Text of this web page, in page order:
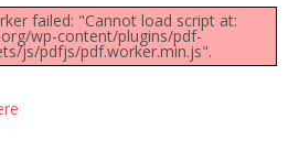
failed: "Cannot load script at:
wp-content/plugins/pdf-
js/pdfjs/pdf.worker.min.js".